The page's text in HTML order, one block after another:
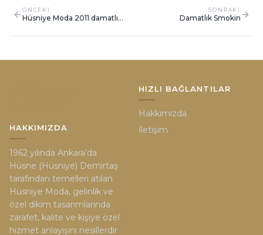
ONCEKI
Hüsniye Moda 2011 damatlık
SONRAKI
Damatlık Smokin
HAKKIMIZDA
1962 yılında Ankara’da
Hüsne (Hüsniye) Demirtaş
tarafından temelleri atılan
Hüsniye Moda, gelinlik ve
özel dikim tasarımlarında
zarafet, kalite ve kişiye özel
hizmet anlayışını nesillerdir
HIZLI BAĞLANTILAR
Hakkımızda
İletişim